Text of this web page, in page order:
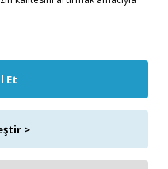
Et
>